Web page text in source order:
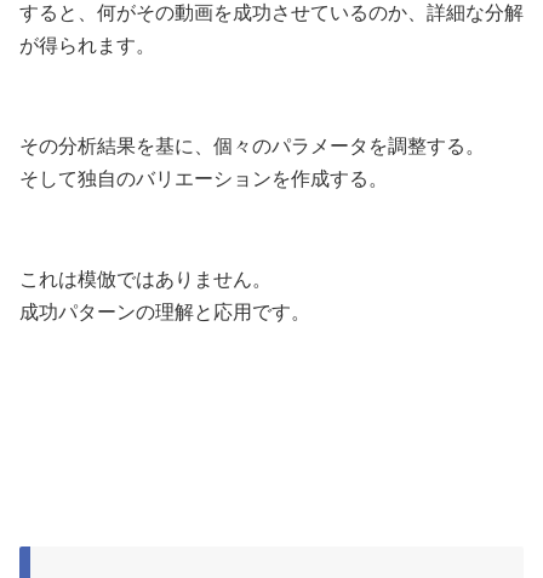
すると、何がその動画を成功させているのか、詳細な分解
が得られます。
その分析結果を基に、個々のパラメータを調整する。
そして独自のバリエーションを作成する。
これは模倣ではありません。
成功パターンの理解と応用です。